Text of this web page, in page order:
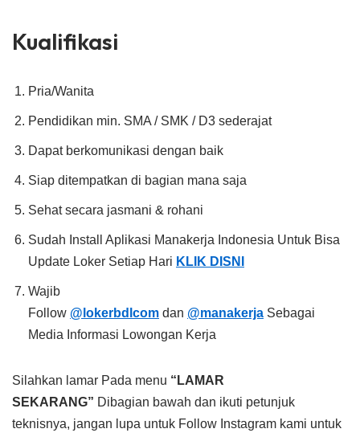
Kualifikasi
Pria/Wanita
Pendidikan min. SMA / SMK / D3 sederajat
Dapat berkomunikasi dengan baik
Siap ditempatkan di bagian mana saja
Sehat secara jasmani & rohani
Sudah Install Aplikasi Manakerja Indonesia Untuk Bisa
Update Loker Setiap Hari KLIK DISNI
Wajib
Follow @lokerbdlcom dan @manakerja Sebagai
Media Informasi Lowongan Kerja
Silahkan lamar Pada menu “LAMAR
SEKARANG” Dibagian bawah dan ikuti petunjuk
teknisnya, jangan lupa untuk Follow Instagram kami untuk